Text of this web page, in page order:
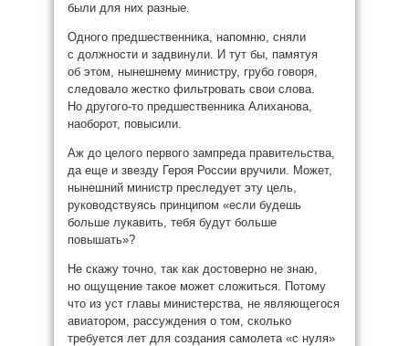
были для них разные.
Одного предшественника, напомню, сняли
с должности и задвинули. И тут бы, памятуя
об этом, нынешнему министру, грубо говоря,
следовало жестко фильтровать свои слова.
Но другого-то предшественника Алиханова,
наоборот, повысили.
Аж до целого первого зампреда правительства,
да еще и звезду Героя России вручили. Может,
нынешний министр преследует эту цель,
руководствуясь принципом «если будешь
больше лукавить, тебя будут больше
повышать»?
Не скажу точно, так как достоверно не знаю,
но ощущение такое может сложиться. Потому
что из уст главы министерства, не являющегося
авиатором, рассуждения о том, сколько
требуется лет для создания самолета «с нуля»